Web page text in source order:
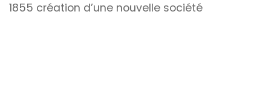
1855 création d’une nouvelle société